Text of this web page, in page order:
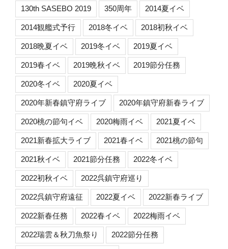
130th SASEBO 2019 350周年 2014夏イベ
2014観艦式予行 2018冬イベ 2018初秋イベ
2018晩夏イベ 2019冬イベ 2019夏イベ
2019春イベ 2019晩秋イベ 2019節分任務
2020冬イベ 2020夏イベ
2020年新春鎮守府ライブ 2020年鎮守府新春ライブ
2020桃の節句イベ 2020梅雨イベ 2021夏イベ
2021新春拡大ライブ 2021春イベ 2021桃の節句
2021秋イベ 2021節分任務 2022冬イベ
2022初秋イベ 2022呉鎮守府巡り
2022呉鎮守府遠征 2022夏イベ 2022新春ライブ
2022新春任務 2022春イベ 2022梅雨イベ
2022瑞雲＆秋刀魚祭り 2022節分任務